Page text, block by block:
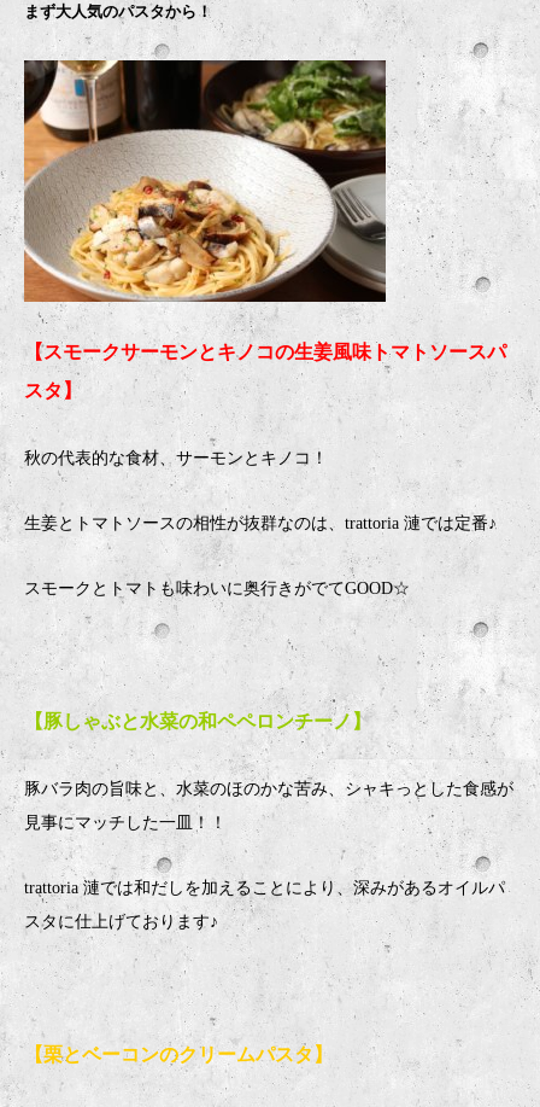
まず大人気のパスタから！
【スモークサーモンとキノコの生姜風味トマトソースパ
スタ】
秋の代表的な食材、サーモンとキノコ！
生姜とトマトソースの相性が抜群なのは、trattoria 漣では定番♪
スモークとトマトも味わいに奥行きがでてGOOD☆
【豚しゃぶと水菜の和ペペロンチーノ】
豚バラ肉の旨味と、水菜のほのかな苦み、シャキっとした食感が
見事にマッチした一皿！！
trattoria 漣では和だしを加えることにより、深みがあるオイルパ
スタに仕上げております♪
【栗とベーコンのクリームパスタ】